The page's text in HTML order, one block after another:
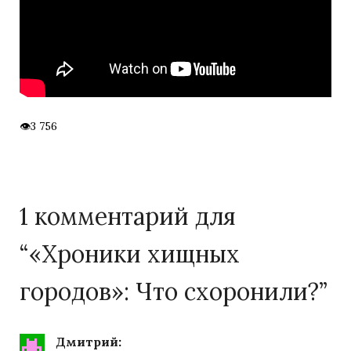
3 756
1 комментарий для
“«Хроники хищных
городов»: Что схоронили?”
Дмитрий: